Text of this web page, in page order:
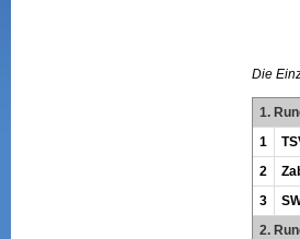
Die
1.
1
2
3
2.